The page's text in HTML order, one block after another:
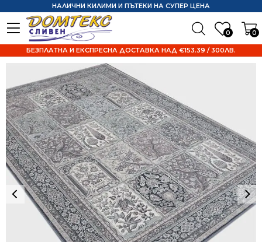
0 0
НАЛИЧНИ КИЛИМИ И ПЪТЕКИ НА СУПЕР ЦЕНА
БЕЗПЛАТНА И ЕКСПРЕСНА ДОСТАВКА НАД €153.39 / 300ЛВ.